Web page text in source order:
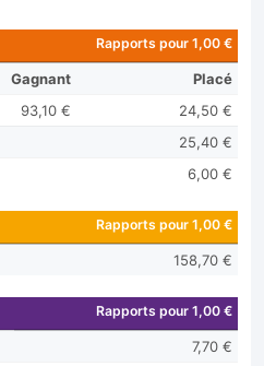
Rapports pour 1,00 €
Gagnant
Placé
93,10 €
24,50 €
25,40 €
6,00 €
Rapports pour 1,00 €
158,70 €
Rapports pour 1,00 €
7,70 €